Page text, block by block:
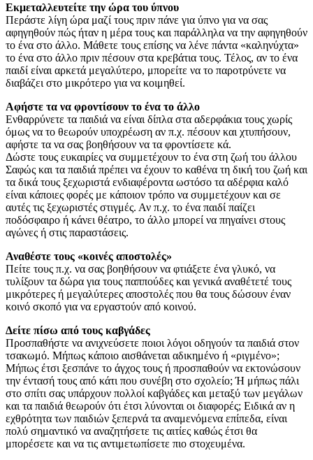
Εκμεταλλευτείτε την ώρα του ύπνου
Περάστε λίγη ώρα μαζί τους πριν πάνε για ύπνο για να σας
αφηγηθούν πώς ήταν η μέρα τους και παράλληλα να την αφηγηθούν
το ένα στο άλλο. Μάθετε τους επίσης να λένε πάντα «καληνύχτα»
το ένα στο άλλο πριν πέσουν στα κρεβάτια τους. Τέλος, αν το ένα
παιδί είναι αρκετά μεγαλύτερο, μπορείτε να το παροτρύνετε να
διαβάζει στο μικρότερο για να κοιμηθεί.
Αφήστε τα να φροντίσουν το ένα το άλλο
Ενθαρρύνετε τα παιδιά να είναι δίπλα στα αδερφάκια τους χωρίς
όμως να το θεωρούν υποχρέωση αν π.χ. πέσουν και χτυπήσουν,
αφήστε τα να σας βοηθήσουν να τα φροντίσετε κά.
Δώστε τους ευκαιρίες να συμμετέχουν το ένα στη ζωή του άλλου
Σαφώς και τα παιδιά πρέπει να έχουν το καθένα τη δική του ζωή και
τα δικά τους ξεχωριστά ενδιαφέροντα ωστόσο τα αδέρφια καλό
είναι κάποιες φορές με κάποιον τρόπο να συμμετέχουν και σε
αυτές τις ξεχωριστές στιγμές. Αν π.χ. το ένα παιδί παίζει
ποδόσφαιρο ή κάνει θέατρο, το άλλο μπορεί να πηγαίνει στους
αγώνες ή στις παραστάσεις.
Αναθέστε τους «κοινές αποστολές»
Πείτε τους π.χ. να σας βοηθήσουν να φτιάξετε ένα γλυκό, να
τυλίξουν τα δώρα για τους παππούδες και γενικά αναθέτετέ τους
μικρότερες ή μεγαλύτερες αποστολές που θα τους δώσουν έναν
κοινό σκοπό για να εργαστούν από κοινού.
Δείτε πίσω από τους καβγάδες
Προσπαθήστε να ανιχνεύσετε ποιοι λόγοι οδηγούν τα παιδιά στον
τσακωμό. Μήπως κάποιο αισθάνεται αδικημένο ή «ριγμένο»;
Μήπως έτσι ξεσπάνε το άγχος τους ή προσπαθούν να εκτονώσουν
την έντασή τους από κάτι που συνέβη στο σχολείο; Ή μήπως πάλι
στο σπίτι σας υπάρχουν πολλοί καβγάδες και μεταξύ των μεγάλων
και τα παιδιά θεωρούν ότι έτσι λύνονται οι διαφορές; Ειδικά αν η
εχθρότητα των παιδιών ξεπερνά τα αναμενόμενα επίπεδα, είναι
πολύ σημαντικό να αναζητήσετε τις αιτίες καθώς έτσι θα
μπορέσετε και να τις αντιμετωπίσετε πιο στοχευμένα.